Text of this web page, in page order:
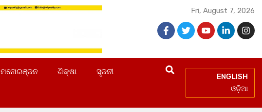
Fri, August 7, 2026
ମନୋରଞ୍ଜନ ଶିକ୍ଷା ସୃଜନୀ
ENGLISH
ଓଡ଼ିଆ